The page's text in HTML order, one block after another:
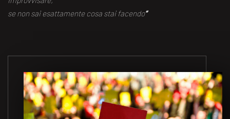
se non sai esattamente cosa stai facendo“